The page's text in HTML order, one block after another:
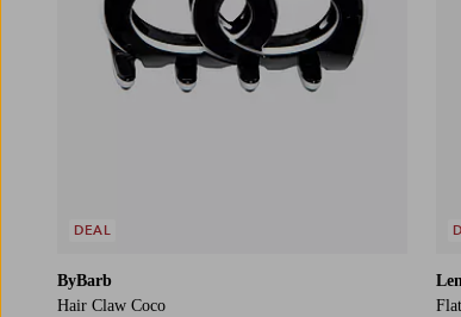
ByBarb
Hair Claw Coco
DEAL